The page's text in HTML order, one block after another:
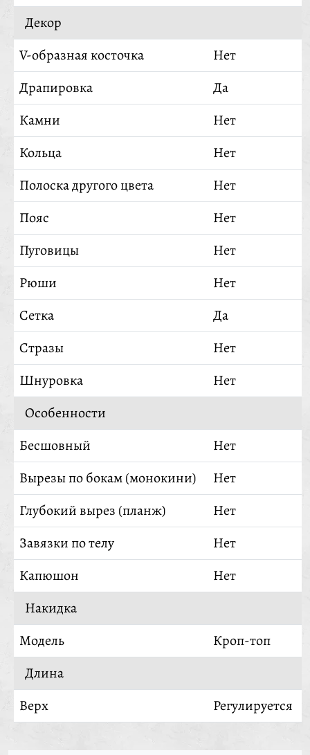
Декор
V-образная косточка
Нет
Драпировка
Да
Камни
Нет
Кольца
Нет
Полоска другого цвета
Нет
Пояс
Нет
Пуговицы
Нет
Рюши
Нет
Сетка
Да
Стразы
Нет
Шнуровка
Нет
Особенности
Бесшовный
Нет
Вырезы по бокам (монокини)
Нет
Глубокий вырез (планж)
Нет
Завязки по телу
Нет
Капюшон
Нет
Накидка
Модель
Кроп-топ
Длина
Верх
Регулируется